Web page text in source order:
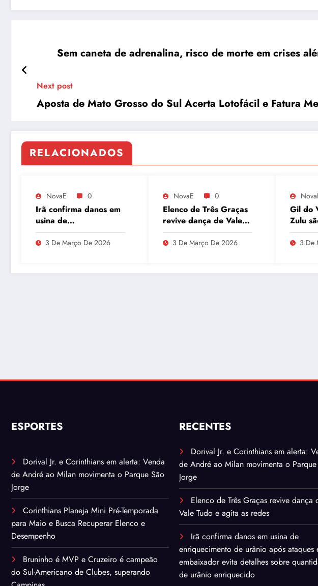
Sem caneta de adrenalina, risco de morte em crises
Next post
Aposta de Mato Grosso do Sul Acerta Lotofácil e Fatura
RELACIONADOS
NovaE 0
Irã confirma danos em
usina de
enriquecimento de
urânio após ataques e
quantidade de urânio
3 De Março De 2026
NovaE 0
Elenco de Três Graças
revive dança de Vale
Tudo e agita as redes
3 De Março De 2026
Gil do
Zulu
3 De
ESPORTES
Dorival Jr. e Corinthians em alerta: Venda
de André ao Milan movimenta o Parque São
Jorge
Corinthians Planeja Mini Pré-Temporada
para Maio e Busca Recuperar Elenco e
Desempenho
Bruninho é MVP e Cruzeiro é campeão
do Sul-Americano de Clubes, superando
RECENTES
Dorival Jr. e Corinthians em alerta:
de André ao Milan movimenta o
Jorge
Elenco de Três Graças revive dança
Vale Tudo e agita as redes
Irã confirma danos em usina de
enriquecimento de urânio após ataques
embaixador evita detalhes sobre
de urânio enriquecido